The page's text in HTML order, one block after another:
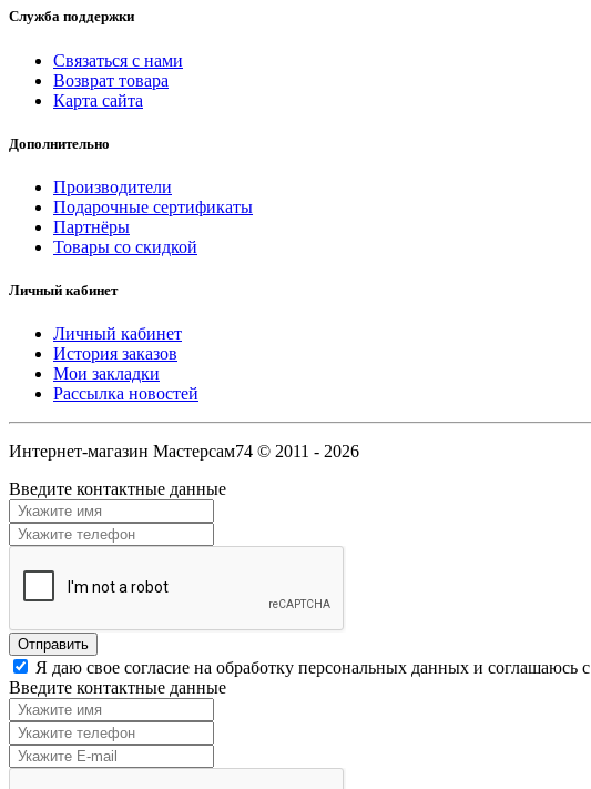
Служба поддержки
Связаться с нами
Возврат товара
Карта сайта
Дополнительно
Производители
Подарочные сертификаты
Партнёры
Товары со скидкой
Личный кабинет
Личный кабинет
История заказов
Мои закладки
Рассылка новостей
Интернет-магазин Мастерсам74 © 2011 - 2026
Введите контактные данные
Я даю свое согласие на обработку персональных данных и соглашаюсь с
Введите контактные данные